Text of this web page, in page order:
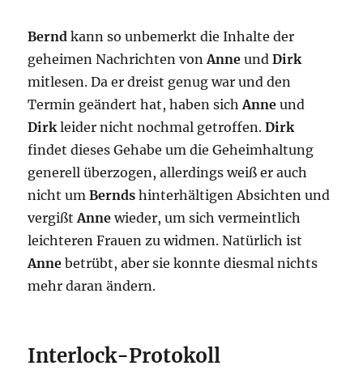
Bernd kann so unbemerkt die Inhalte der
geheimen Nachrichten vonAnne undDirk
mitlesen. Da er dreist genug war und den
Termin geändert hat, haben sichAnne und
Dirk leider nicht nochmal getroffen.Dirk
findet dieses Gehabe um die Geheimhaltung
generell überzogen, allerdings weiß er auch
nicht umBernds hinterhältigen Absichten und
vergißtAnne wieder, um sich vermeintlich
leichteren Frauen zu widmen. Natürlich ist
Anne betrübt, aber sie konnte diesmal nichts
mehr daran ändern.
Interlock-Protokoll